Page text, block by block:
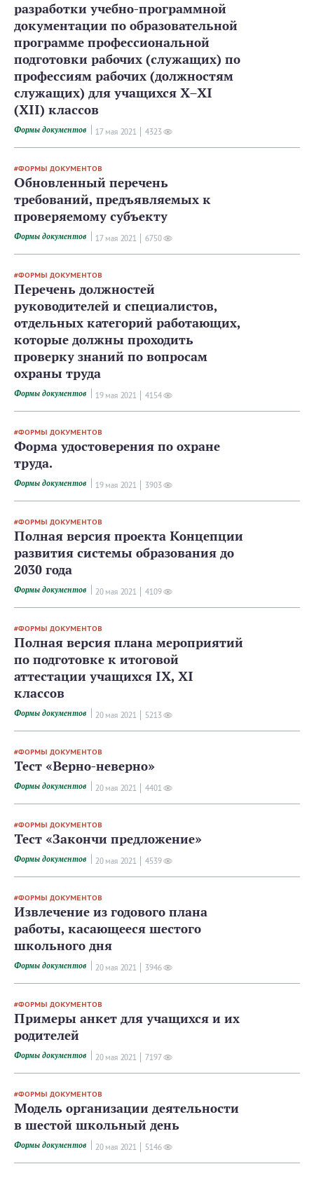
разработки учебно-­программной
документации по образовательной
программе профессиональной
подготовки рабочих (служащих) по
профессиям рабочих (должностям
служащих) для учащихся X–XI
(XII) классов
Формы документов 17 мая 2021 4323
ФОРМЫ ДОКУМЕНТОВ
Обновленный перечень
требований, предъявляемых к
проверяемому субъекту
Формы документов 17 мая 2021 6750
ФОРМЫ ДОКУМЕНТОВ
Перечень должностей
руководителей и специалистов,
отдельных категорий работающих,
которые должны проходить
проверку знаний по вопросам
охраны труда
Формы документов 19 мая 2021 4154
ФОРМЫ ДОКУМЕНТОВ
Форма удостоверения по охране
труда.
Формы документов 19 мая 2021 3903
ФОРМЫ ДОКУМЕНТОВ
Полная версия проекта Концепции
развития системы образования до
2030 года
Формы документов 20 мая 2021 4109
ФОРМЫ ДОКУМЕНТОВ
Полная версия плана мероприятий
по подготовке к итоговой
аттестации учащихся IX, XI
классов
Формы документов 20 мая 2021 5213
ФОРМЫ ДОКУМЕНТОВ
Тест «Верно-неверно»
Формы документов 20 мая 2021 4401
ФОРМЫ ДОКУМЕНТОВ
Тест «Закончи предложение»
Формы документов 20 мая 2021 4539
ФОРМЫ ДОКУМЕНТОВ
Извлечение из годового плана
работы, касающееся шестого
школьного дня
Формы документов 20 мая 2021 3946
ФОРМЫ ДОКУМЕНТОВ
Примеры анкет для учащихся и их
родителей
Формы документов 20 мая 2021 7197
ФОРМЫ ДОКУМЕНТОВ
Модель организации деятельности
в шестой школьный день
Формы документов 20 мая 2021 5146